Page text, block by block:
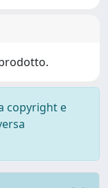
copyright e